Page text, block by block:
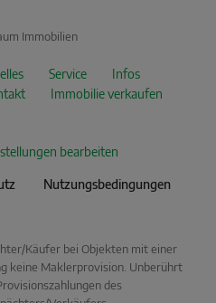
Immobilien
Service
Infos
Immobilie verkaufen
bearbeiten
Nutzungsbedingungen
Käufer bei Objekten mit einer
keine Maklerprovision. Unberührt
des